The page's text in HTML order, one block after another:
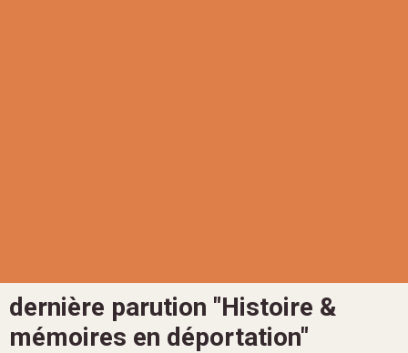
dernière parution "Histoire &
mémoires en déportation"